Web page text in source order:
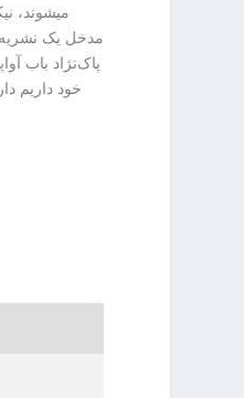
میشوند،
مدخل یک نشریه
پاک‌نژاد باب
خود داریم